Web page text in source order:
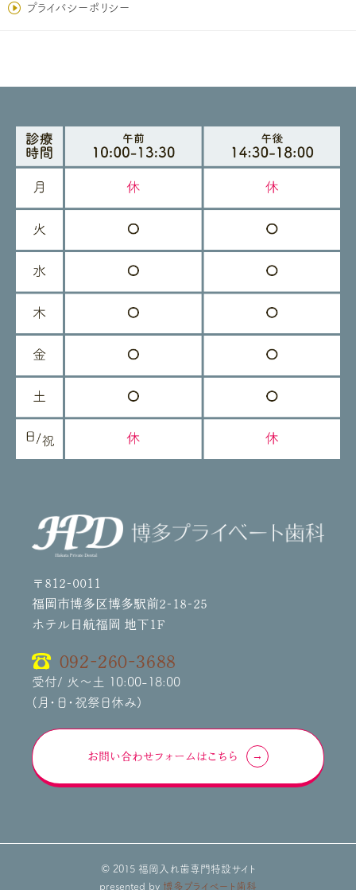
プライバシーポリシー
〒812-0011
福岡市博多区博多駅前2-18-25
ホテル日航福岡 地下1F
092-260-3688
受付/ 火～土 10:00-18:00
(月・日・祝祭日休み)
お問い合わせフォームはこちら
© 2015 福岡入れ歯専門特設サイト
presented by 博多プライベート歯科